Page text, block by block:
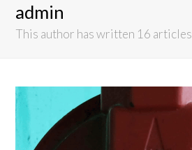
admin
This author has written 16 articles